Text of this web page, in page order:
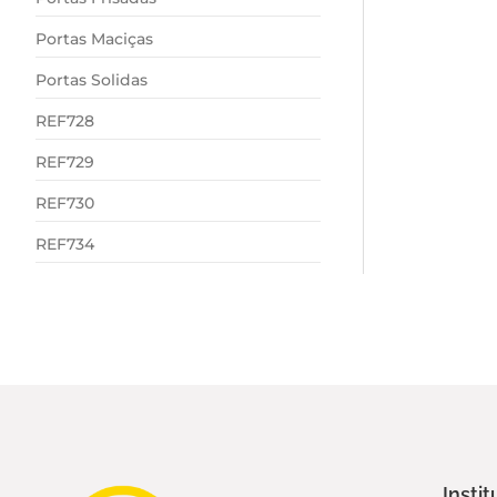
Portas Maciças
Portas Solidas
REF728
REF729
REF730
REF734